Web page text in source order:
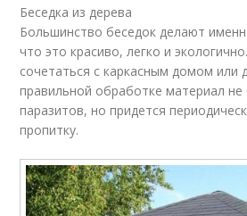
Беседка из дерева
Большинство беседок делают
что это красиво, легко и
сочетаться с каркасным домом или
правильной обработке материал не
паразитов, но придется
пропитку.